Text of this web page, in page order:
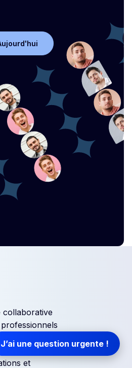
collaborative
des
accessibles
et
J’ai une question urgente !